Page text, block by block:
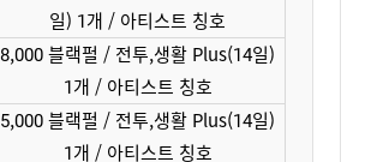
일) 1개 / 아티스트 칭호
8,000 블랙펄 / 전투,생활 Plus(14일)
1개 / 아티스트 칭호
5,000 블랙펄 / 전투,생활 Plus(14일)
1개 / 아티스트 칭호